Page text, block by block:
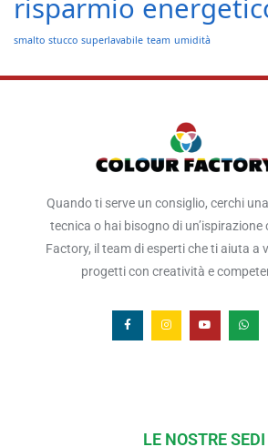
risparmio
smalto stucco superlavabile team umidità
Quando ti serve un consiglio, cerchi
tecnica o hai bisogno di un’ispirazione
Factory, il team di esperti che ti aiuta a
progetti con creatività e
LE NOSTRE SEDI